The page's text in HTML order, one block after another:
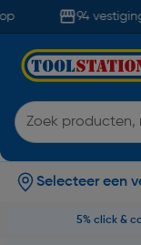
94
Selecteer een
5% click &